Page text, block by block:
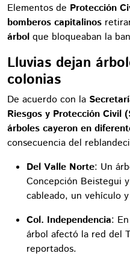
Elementos de Protección
bomberos capitalinos
árbol que bloqueaban la
Lluvias dejan
colonias
De acuerdo con la
Riesgos y Protección Civil
árboles cayeron en
consecuencia del
Del Valle Norte: Un
Concepción Beistegui
cableado, un vehículo
Col. Independencia:
árbol afectó la red del
reportados.